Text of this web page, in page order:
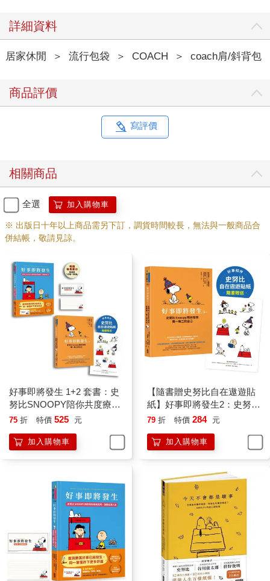
詳細資料
居家休閒 ＞ 流行包袋 ＞ COACH ＞ coach肩/斜背包
商品評價
寫評價
相關商品
全選 加入購物車
※ 出版日十年以上商品需另下訂，調貨時間較長，無法與一般商品合
併結帳，敬請見諒。
好事即將發生 1+2 套書：史
努比SNOOPY陪你共度療癒
生活！
75 折 特價 525 元
加入購物車
【隨書贈史努比自在遨遊貼
紙】好事即將發生2：史努比
Snoopy陪你發現獨一無二的
79 折 特價 284 元
加入購物車